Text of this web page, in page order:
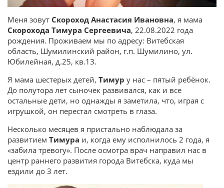
Меня зовут Скороход Анастасия Ивановна, я мама
Скорохода Тимура Сергеевича, 22.08.2022 года
рождения. Проживаем мы по адресу: Витебская
область, Шумилинский район, г.п. Шумилино, ул.
Юбилейная, д.25, кв.13.
Я мама шестерых детей, Тимур у нас – пятый ребёнок.
До полутора лет сыночек развивался, как и все
остальные дети, но однажды я заметила, что, играя с
игрушкой, он перестал смотреть в глаза.
Несколько месяцев я пристально наблюдала за
развитием Тимура и, когда ему исполнилось 2 года, я
«забила тревогу». После осмотра врач направил нас в
центр раннего развития города Витебска, куда мы
ездили до 3 лет.